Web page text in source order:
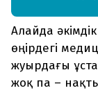
Алайда
өңірдегі
жуырдағы
жоқ па –